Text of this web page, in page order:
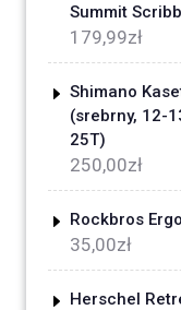
Summit
179,99zł
Shimano
(srebrny, 12-
25T)
250,00zł
Rockbros
35,00zł
Herschel